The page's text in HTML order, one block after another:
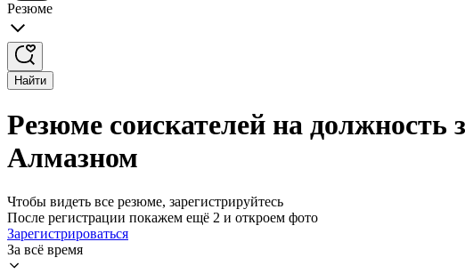
Резюме
Найти
Резюме соискателей на должность
Алмазном
Чтобы видеть все резюме, зарегистрируйтесь
После регистрации покажем ещё 2 и откроем фото
Зарегистрироваться
За всё время